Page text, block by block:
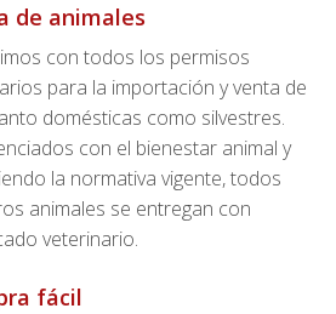
de animales
con todos los permisos
para la importación y venta de
domésticas como silvestres.
con el bienestar animal y
la normativa vigente, todos
animales se entregan con
veterinario.
fácil